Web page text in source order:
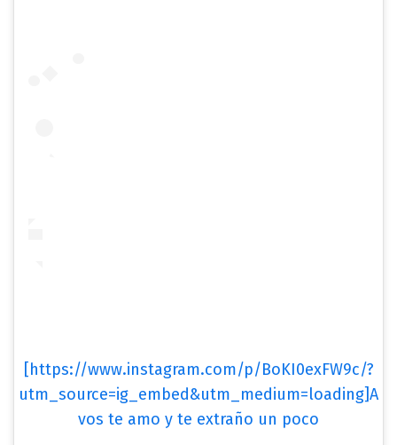
[https://www.instagram.com/p/BoKI0exFW9c/?
utm_source=ig_embed&utm_medium=loading]A
vos te amo y te extraño un poco